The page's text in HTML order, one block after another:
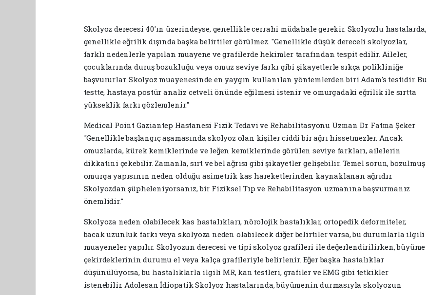
Skolyoz derecesi 40'ın üzerindeyse, genellikle cerrahi müdahale gerekir. Skolyozlu hastalarda,
genellikle eğrilik dışında başka belirtiler görülmez. "Genellikle düşük dereceli skolyozlar,
farklı nedenlerle yapılan muayene ve grafilerde hekimler tarafından tespit edilir. Aileler,
çocuklarında duruş bozukluğu veya omuz seviye farkı gibi şikayetlerle sıkça polikliniğe
başvururlar. Skolyoz muayenesinde en yaygın kullanılan yöntemlerden biri Adam's testidir. Bu
testte, hastaya postür analiz cetveli önünde eğilmesi istenir ve omurgadaki eğrilik ile sırtta
yükseklik farkı gözlemlenir."
Medical Point Gaziantep Hastanesi Fizik Tedavi ve Rehabilitasyonu Uzman Dr. Fatma Şeker
"Genellikle başlangıç aşamasında skolyoz olan kişiler ciddi bir ağrı hissetmezler. Ancak
omuzlarda, kürek kemiklerinde ve leğen kemiklerinde görülen seviye farkları, ailelerin
dikkatini çekebilir. Zamanla, sırt ve bel ağrısı gibi şikayetler gelişebilir. Temel sorun, bozulmuş
omurga yapısının neden olduğu asimetrik kas hareketlerinden kaynaklanan ağrıdır.
Skolyozdan şüpheleniyorsanız, bir Fiziksel Tıp ve Rehabilitasyon uzmanına başvurmanız
önemlidir."
Skolyoza neden olabilecek kas hastalıkları, nörolojik hastalıklar, ortopedik deformiteler,
bacak uzunluk farkı veya skolyoza neden olabilecek diğer belirtiler varsa, bu durumlarla ilgili
muayeneler yapılır. Skolyozun derecesi ve tipi skolyoz grafileri ile değerlendirilirken, büyüme
çekirdeklerinin durumu el veya kalça grafileriyle belirlenir. Eğer başka hastalıklar
düşünülüyorsa, bu hastalıklarla ilgili MR, kan testleri, grafiler ve EMG gibi tetkikler
istenebilir. Adolesan İdiopatik Skolyoz hastalarında, büyümenin durmasıyla skolyozun